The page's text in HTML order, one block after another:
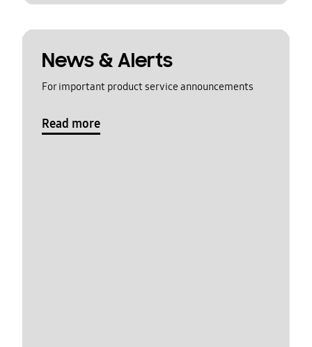
News & Alerts
For important product service announcements
Read more